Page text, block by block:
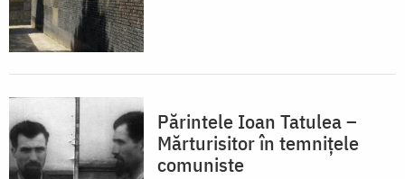
Părintele Ioan Tatulea –
Mărturisitor în temnițele
comuniste